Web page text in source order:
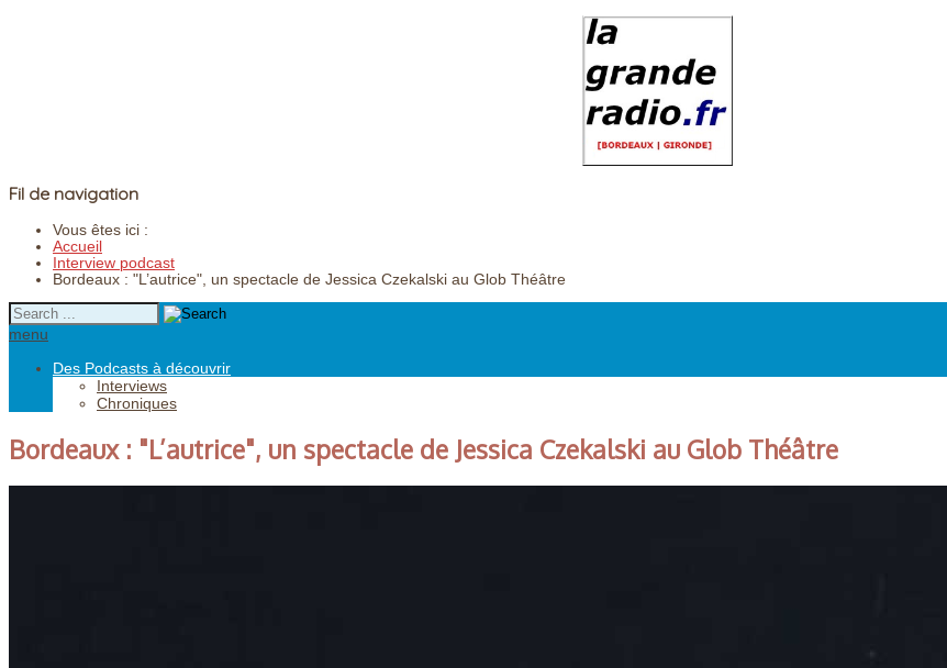
Fil de navigation
Vous êtes ici :
Accueil
Interview podcast
Bordeaux : "L’autrice", un spectacle de Jessica Czekalski au Glob Théâtre
menu
Des Podcasts à découvrir
Interviews
Chroniques
Bordeaux : "L’autrice", un spectacle de Jessica Czekalski au Glob Théâtre